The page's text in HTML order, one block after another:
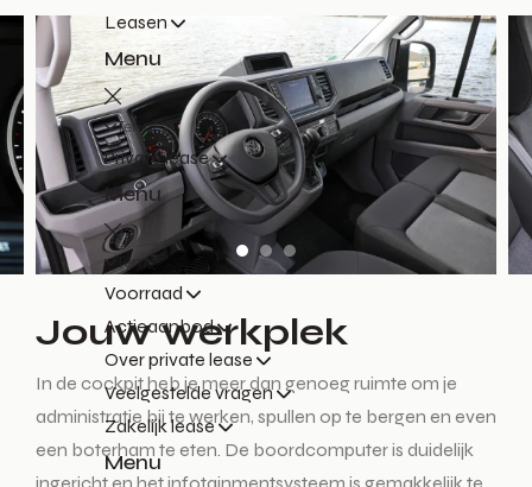
Leasen
Menu
Terug
Private lease
Menu
Terug
Voorraad
Actieaanbod
Over private lease
Veelgestelde vragen
Zakelijk lease
Menu
Jouw werkplek
In de cockpit heb je meer dan genoeg ruimte om je
administratie bij te werken, spullen op te bergen en even
een boterham te eten. De boordcomputer is duidelijk